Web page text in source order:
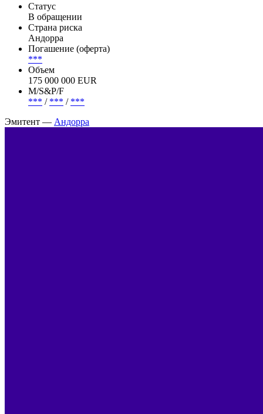
Статус
В обращении
Страна риска
Андорра
Погашение (оферта)
***
Объем
175 000 000 EUR
М/S&P/F
*** / *** / ***
Эмитент — Андорра